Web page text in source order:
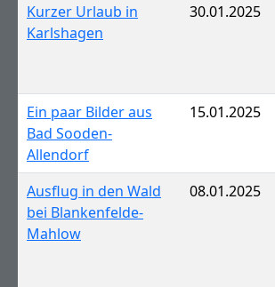
Kurzer Urlaub in
Karlshagen
30.01.2025
Ein paar Bilder aus
Bad Sooden-
Allendorf
15.01.2025
Ausflug in den Wald
bei Blankenfelde-
Mahlow
08.01.2025